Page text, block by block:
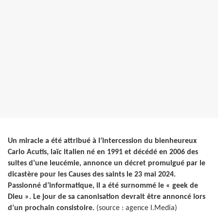
Un miracle a été attribué à l’intercession du bienheureux
Carlo Acutis, laïc italien né en 1991 et décédé en 2006 des
suites d’une leucémie, annonce un décret promulgué par le
dicastère pour les Causes des saints le 23 mai 2024.
Passionné d’informatique, il a été surnommé le « geek de
Dieu ». Le jour de sa canonisation devrait être annoncé lors
d’un prochain consistoire. (source : agence I.Media)